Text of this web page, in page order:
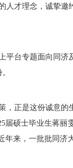
人才理念，诚挚邀
平台专题面向同济
，正是这份诚意的
届硕士毕业生蒋丽
年来，一批批同济